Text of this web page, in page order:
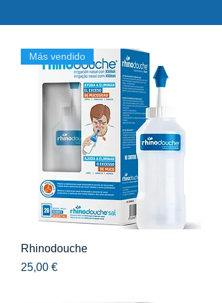
Más vendido
Rhinodouche
Precio
25,00 €